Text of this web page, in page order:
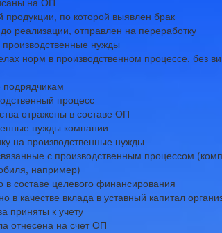
продукции, по которой выявлен брак
реализации, отправлен на переработку
нужды
норм в производственном процессе, без
процесс
отражены в составе ОП
нужды компании
на производственные нужды
с производственным процессом
например)
составе целевого финансирования
в качестве вклада в уставный капитал
приняты к учету
отнесена на счет ОП